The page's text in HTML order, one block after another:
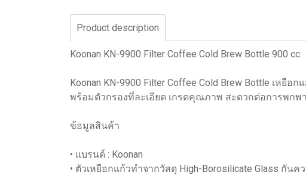
Product description
Koonan KN-9900 Filter Coffee Cold Brew Bottle 900 cc.
Koonan KN-9900 Filter Coffee Cold Brew Bottle เห
พร้อมตัวกรองที่ละเอียด เกรดคุณภาพ สะดวกต่อการพกพ
ข้อมูลสินค้า
• แบรนด์ : Koonan
• ตัวเหยือกแก้วทำจากวัสดุ High-Borosilicate Glass กัน